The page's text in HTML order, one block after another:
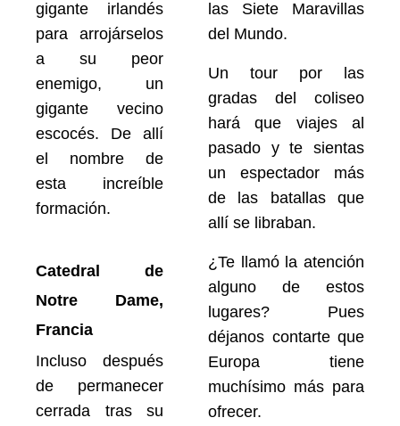
gigante irlandés
para arrojárselos
a su peor
enemigo, un
gigante vecino
escocés. De allí
el nombre de
esta increíble
formación.
Catedral de
Notre Dame,
Francia
Incluso después
de permanecer
cerrada tras su
las Siete Maravillas
del Mundo.
Un tour por las
gradas del coliseo
hará que viajes al
pasado y te sientas
un espectador más
de las batallas que
allí se libraban.
¿Te llamó la atención
alguno de estos
lugares? Pues
déjanos contarte que
Europa tiene
muchísimo más para
ofrecer.